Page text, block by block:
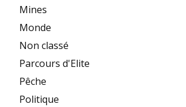
Mines
Monde
Non classé
Parcours d'Elite
Pêche
Politique